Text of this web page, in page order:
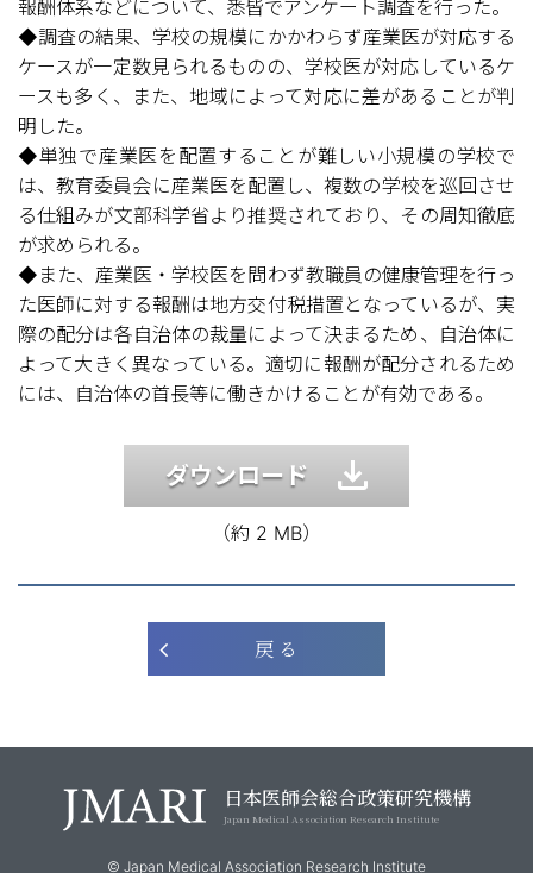
報酬体系などについて、悉皆でアンケート調査を行った。
◆調査の結果、学校の規模にかかわらず産業医が対応する
ケースが一定数見られるものの、学校医が対応しているケ
ースも多く、また、地域によって対応に差があることが判
明した。
◆単独で産業医を配置することが難しい小規模の学校で
は、教育委員会に産業医を配置し、複数の学校を巡回させ
る仕組みが文部科学省より推奨されており、その周知徹底
が求められる。
◆また、産業医・学校医を問わず教職員の健康管理を行っ
た医師に対する報酬は地方交付税措置となっているが、実
際の配分は各自治体の裁量によって決まるため、自治体に
よって大きく異なっている。適切に報酬が配分されるため
には、自治体の首長等に働きかけることが有効である。
ダウンロード
（約 2 MB）
戻 る
日本医師会総合政策研究機構
Japan Medical Association Research Institute
© Japan Medical Association Research Institute